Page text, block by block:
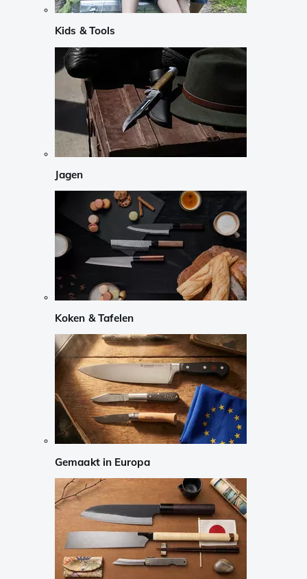
Kids & Tools
Jagen
Koken & Tafelen
Gemaakt in Europa